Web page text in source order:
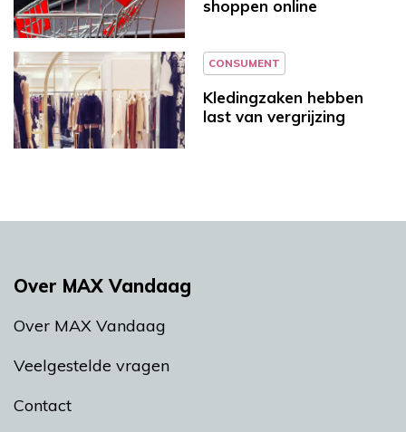
shoppen online
CONSUMENT
Kledingzaken hebben
last van vergrijzing
Over MAX Vandaag
Over MAX Vandaag
Veelgestelde vragen
Contact